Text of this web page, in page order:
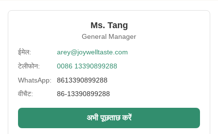
समुद्र या हवा से
12 महीने
Certificates: बीआरसी, आईएसओ, एचएसीसीपी, हलाल, कोषेर
Lead Time: 25 दिनों के भीतर
Stroage: शुष्क और ठंडे जगह में
Flavor: मूंगफली की कमी, काजू की कमी, मिश्रित कमी, आदि।
Ms. Tang
General Manager
ईमेल:
arey@joywelltaste.com
टेलीफोन:
0086 13390899288
WhatsApp:
8613390899288
वीचैट:
86-13390899288
अभी पूछताछ करें